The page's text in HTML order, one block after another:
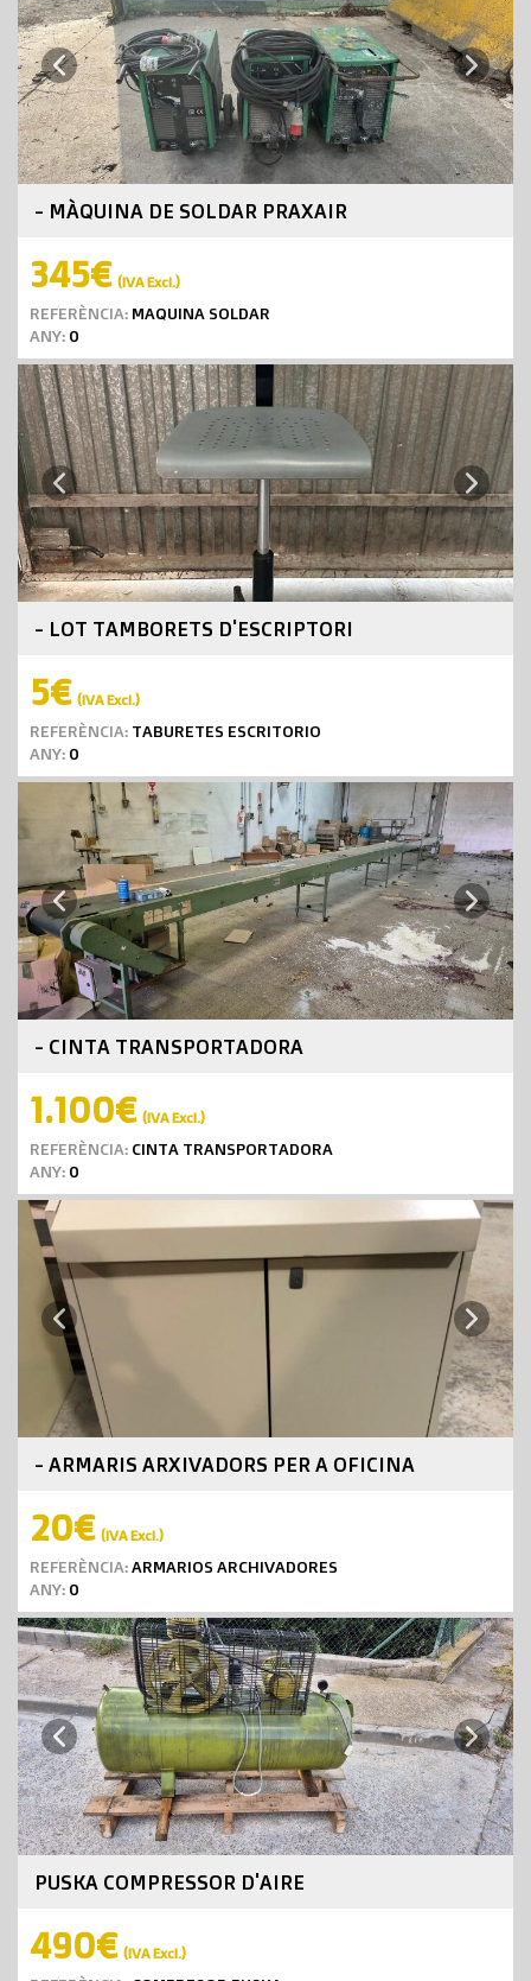
Previous Next
- MÀQUINA DE SOLDAR PRAXAIR
345€ (IVA Excl.)
REFERÈNCIA: MAQUINA SOLDAR
ANY: 0
Previous Next
- LOT TAMBORETS D'ESCRIPTORI
5€ (IVA Excl.)
REFERÈNCIA: TABURETES ESCRITORIO
ANY: 0
Previous Next
- CINTA TRANSPORTADORA
1.100€ (IVA Excl.)
REFERÈNCIA: CINTA TRANSPORTADORA
ANY: 0
Previous Next
- ARMARIS ARXIVADORS PER A OFICINA
20€ (IVA Excl.)
REFERÈNCIA:ARMARIOS ARCHIVADORES
ANY: 0
Previous Next
PUSKA COMPRESSOR D'AIRE
490€ (IVA Excl.)